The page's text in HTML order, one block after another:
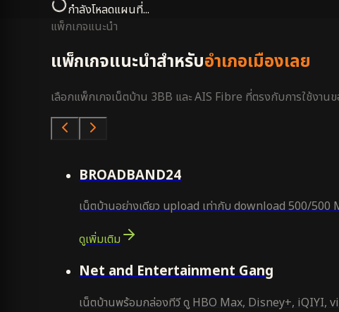
กำลังโหลดแผนที่...
แพ็กเกจแนะนำ
แพ็กเกจแนะนำสำหรับอำเภอเมืองเลย
เลือกแพ็กเกจเน็ตบ้าน 3BB และ AIS Fibre ที่ตรงกับการใช้ง
BROADBAND24
เน็ตบ้านอย่างเดียว upload เท่ากับ download 500/500
ดูเพิ่มเติม
Net and Entertainment Gang
เน็ตบ้านพร้อมกล่องทีวี ดู HBO Max, Disney+, iQIYI,